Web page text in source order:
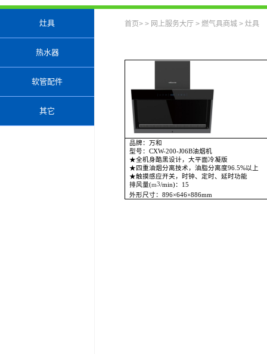
灶具
热水器
软管配件
其它
首页> > 网上服务大厅 > 燃气具商城 > 灶具
品牌：万和
型号：CXW-200-J06B油烟机
★全机身酷黑设计，大平面冷凝版
★四重油烟分离技术，油脂分离度96.5%以上
★触摸感应开关，时钟、定时、延时功能
排风量(m3/min)：15
外形尺寸：896×646×886mm